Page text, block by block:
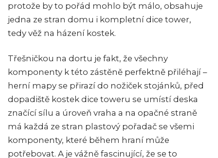
protože by to pořád mohlo být málo, obsahuje
jedna ze stran domu i kompletní dice tower,
tedy věž na házení kostek.
Třešničkou na dortu je fakt, že všechny
komponenty k této zástěně perfektně přiléhají –
herní mapy se přirazí do nožiček stojánků, před
dopadiště kostek dice toweru se umístí deska
značící sílu a úroveň vraha a na opačné straně
má každá ze stran plastový pořadač se všemi
komponenty, které během hraní může
potřebovat. A je vážně fascinující, že se to